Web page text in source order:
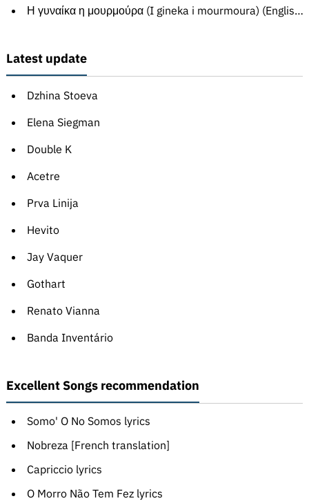
Η γυναίκα η μουρμούρα (I gineka i mourmoura) (English translation)
Latest update
Dzhina Stoeva
Elena Siegman
Double K
Acetre
Prva Linija
Hevito
Jay Vaquer
Gothart
Renato Vianna
Banda Inventário
Excellent Songs recommendation
Somo' O No Somos lyrics
Nobreza [French translation]
Capriccio lyrics
O Morro Não Tem Fez lyrics